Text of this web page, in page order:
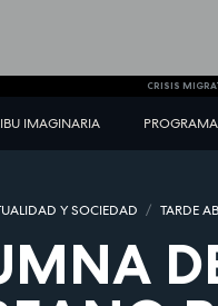
CRISIS
IMAGINARIA
Y SOCIEDAD TARDE